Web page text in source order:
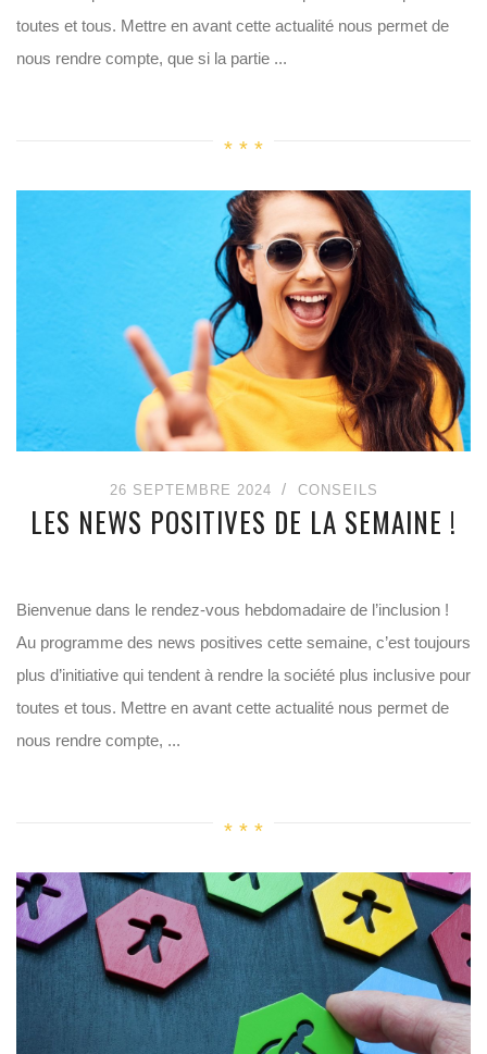
toutes et tous. Mettre en avant cette actualité nous permet de
nous rendre compte, que si la partie ...
26 SEPTEMBRE 2024 CONSEILS
LES NEWS POSITIVES DE LA SEMAINE !
Bienvenue dans le rendez-vous hebdomadaire de l’inclusion !
Au programme des news positives cette semaine, c’est toujours
plus d’initiative qui tendent à rendre la société plus inclusive pour
toutes et tous. Mettre en avant cette actualité nous permet de
nous rendre compte, ...